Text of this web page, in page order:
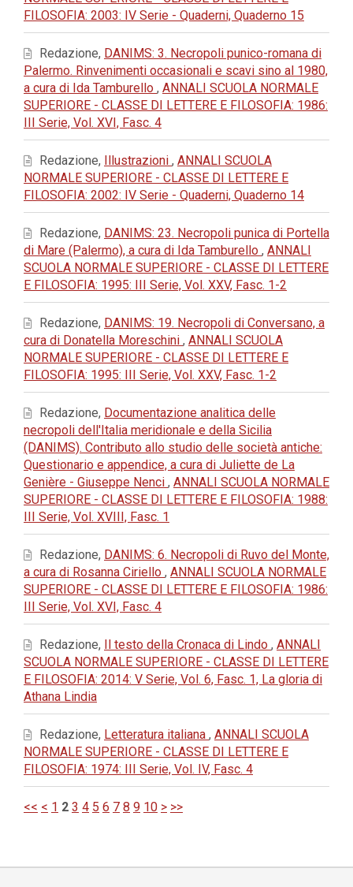
FILOSOFIA: 2003: IV Serie - Quaderni, Quaderno 15
Redazione, DANIMS: 3. Necropoli punico-romana di
Palermo. Rinvenimenti occasionali e scavi sino al 1980,
a cura di Ida Tamburello , ANNALI SCUOLA NORMALE
SUPERIORE - CLASSE DI LETTERE E FILOSOFIA: 1986:
III Serie, Vol. XVI, Fasc. 4
Redazione, Illustrazioni , ANNALI SCUOLA
NORMALE SUPERIORE - CLASSE DI LETTERE E
FILOSOFIA: 2002: IV Serie - Quaderni, Quaderno 14
Redazione, DANIMS: 23. Necropoli punica di Portella
di Mare (Palermo), a cura di Ida Tamburello , ANNALI
SCUOLA NORMALE SUPERIORE - CLASSE DI LETTERE
E FILOSOFIA: 1995: III Serie, Vol. XXV, Fasc. 1-2
Redazione, DANIMS: 19. Necropoli di Conversano, a
cura di Donatella Moreschini , ANNALI SCUOLA
NORMALE SUPERIORE - CLASSE DI LETTERE E
FILOSOFIA: 1995: III Serie, Vol. XXV, Fasc. 1-2
Redazione, Documentazione analitica delle
necropoli dell'Italia meridionale e della Sicilia
(DANIMS). Contributo allo studio delle società antiche:
Questionario e appendice, a cura di Juliette de La
Genière - Giuseppe Nenci , ANNALI SCUOLA NORMALE
SUPERIORE - CLASSE DI LETTERE E FILOSOFIA: 1988:
III Serie, Vol. XVIII, Fasc. 1
Redazione, DANIMS: 6. Necropoli di Ruvo del Monte,
a cura di Rosanna Ciriello , ANNALI SCUOLA NORMALE
SUPERIORE - CLASSE DI LETTERE E FILOSOFIA: 1986:
III Serie, Vol. XVI, Fasc. 4
Redazione, Il testo della Cronaca di Lindo , ANNALI
SCUOLA NORMALE SUPERIORE - CLASSE DI LETTERE
E FILOSOFIA: 2014: V Serie, Vol. 6, Fasc. 1, La gloria di
Athana Lindia
Redazione, Letteratura italiana , ANNALI SCUOLA
NORMALE SUPERIORE - CLASSE DI LETTERE E
FILOSOFIA: 1974: III Serie, Vol. IV, Fasc. 4
<< < 1 2 3 4 5 6 7 8 9 10 > >>